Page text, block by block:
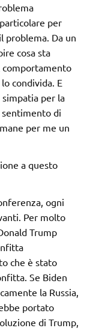
per
problema. Da un
cosa sta
comportamento
condivida. E
per la
sentimento di
per me un
a questo
ogni
Per molto
Trump
che è stato
Se Biden
la Russia,
portato
di Trump,